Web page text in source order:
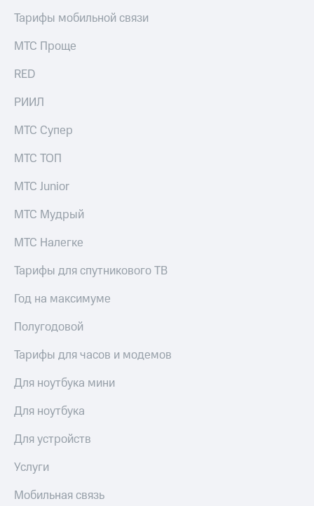
товары
Тарифы мобильной связи
МТС Проще
RED
РИИЛ
МТС Супер
МТС ТОП
МТС Junior
МТС Мудрый
МТС Налегке
Тарифы для спутникового ТВ
Год на максимуме
Полугодовой
Тарифы для часов и модемов
Для ноутбука мини
Для ноутбука
Для устройств
Услуги
Мобильная связь